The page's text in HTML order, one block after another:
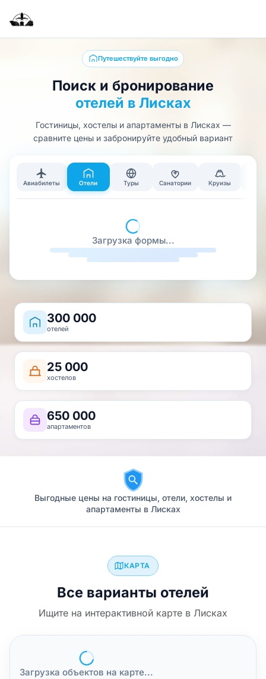
Путешествуйте выгодно
Поиск и бронирование
отелей в Лисках
Гостиницы, хостелы и апартаменты в Лисках —
сравните цены и забронируйте удобный вариант
Авиабилеты Отели Туры Санатории Круизы
Загрузка формы...
300 000
отелей
25 000
хостелов
650 000
апартаментов
Выгодные цены на гостиницы, отели, хостелы и
апартаменты в Лисках
КАРТА
Все варианты отелей
Ищите на интерактивной карте в Лисках
Загрузка объектов на карте...